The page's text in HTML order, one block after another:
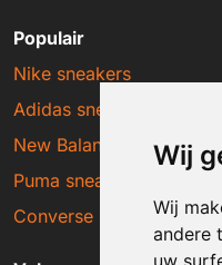
Wij
Wij
andere
uw
Populair
Nike sneakers
Adidas sneakers
New Balance sneakers
Puma sneakers
Converse sneakers